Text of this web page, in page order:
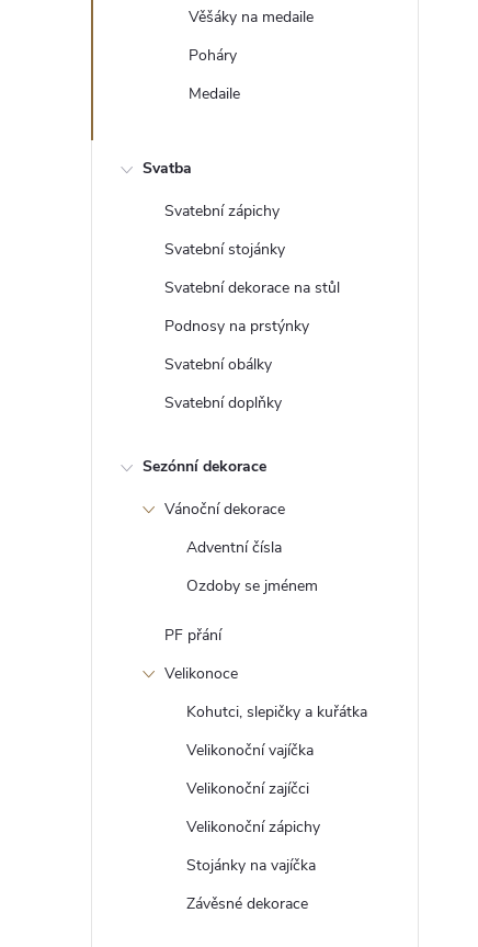
e
Věšáky na medaile
Poháry
Medaile
Svatba
Svatební zápichy
Svatební stojánky
Svatební dekorace na stůl
Podnosy na prstýnky
Svatební obálky
Svatební doplňky
Sezónní dekorace
Vánoční dekorace
Adventní čísla
Ozdoby se jménem
PF přání
Velikonoce
Kohutci, slepičky a kuřátka
Velikonoční vajíčka
Velikonoční zajíčci
Velikonoční zápichy
Stojánky na vajíčka
Závěsné dekorace